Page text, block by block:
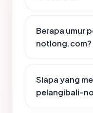
Berapa umur
notlong.com?
Siapa yang
pelangibali-